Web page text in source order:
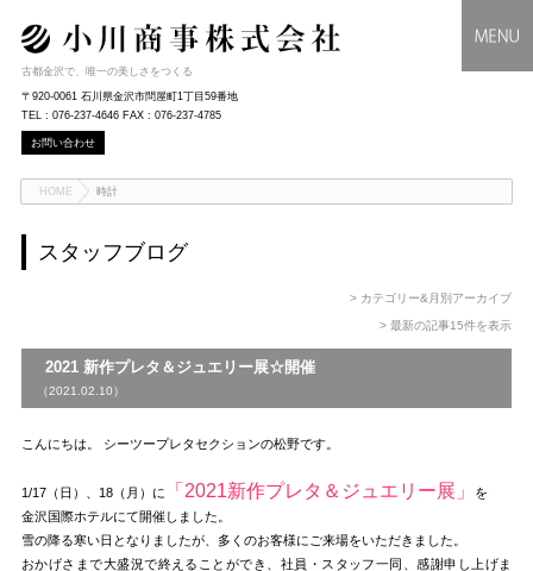
古都金沢で、唯一の美しさをつくる
〒920-0061 石川県金沢市問屋町1丁目59番地
TEL : 076-237-4646 FAX : 076-237-4785
お問い合わせ
HOME 時計
スタッフブログ
> カテゴリー&月別アーカイブ
> 最新の記事15件を表示
2021 新作プレタ＆ジュエリー展☆開催
（2021.02.10）
こんにちは。 シーツープレタセクションの松野です。
1/17（日）、18（月）に 「2021新作プレタ＆ジュエリー展」
を
金沢国際ホテルにて開催しました。
雪の降る寒い日となりましたが、多くのお客様にご来場をいただきました。
おかげさまで大盛況で終えることができ、社員・スタッフ一同、感謝申し上げま